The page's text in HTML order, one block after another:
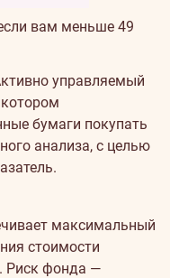
вам меньше 49
управляемый
бумаги покупать
анализа, с целью
максимальный
стоимости
Риск фонда —